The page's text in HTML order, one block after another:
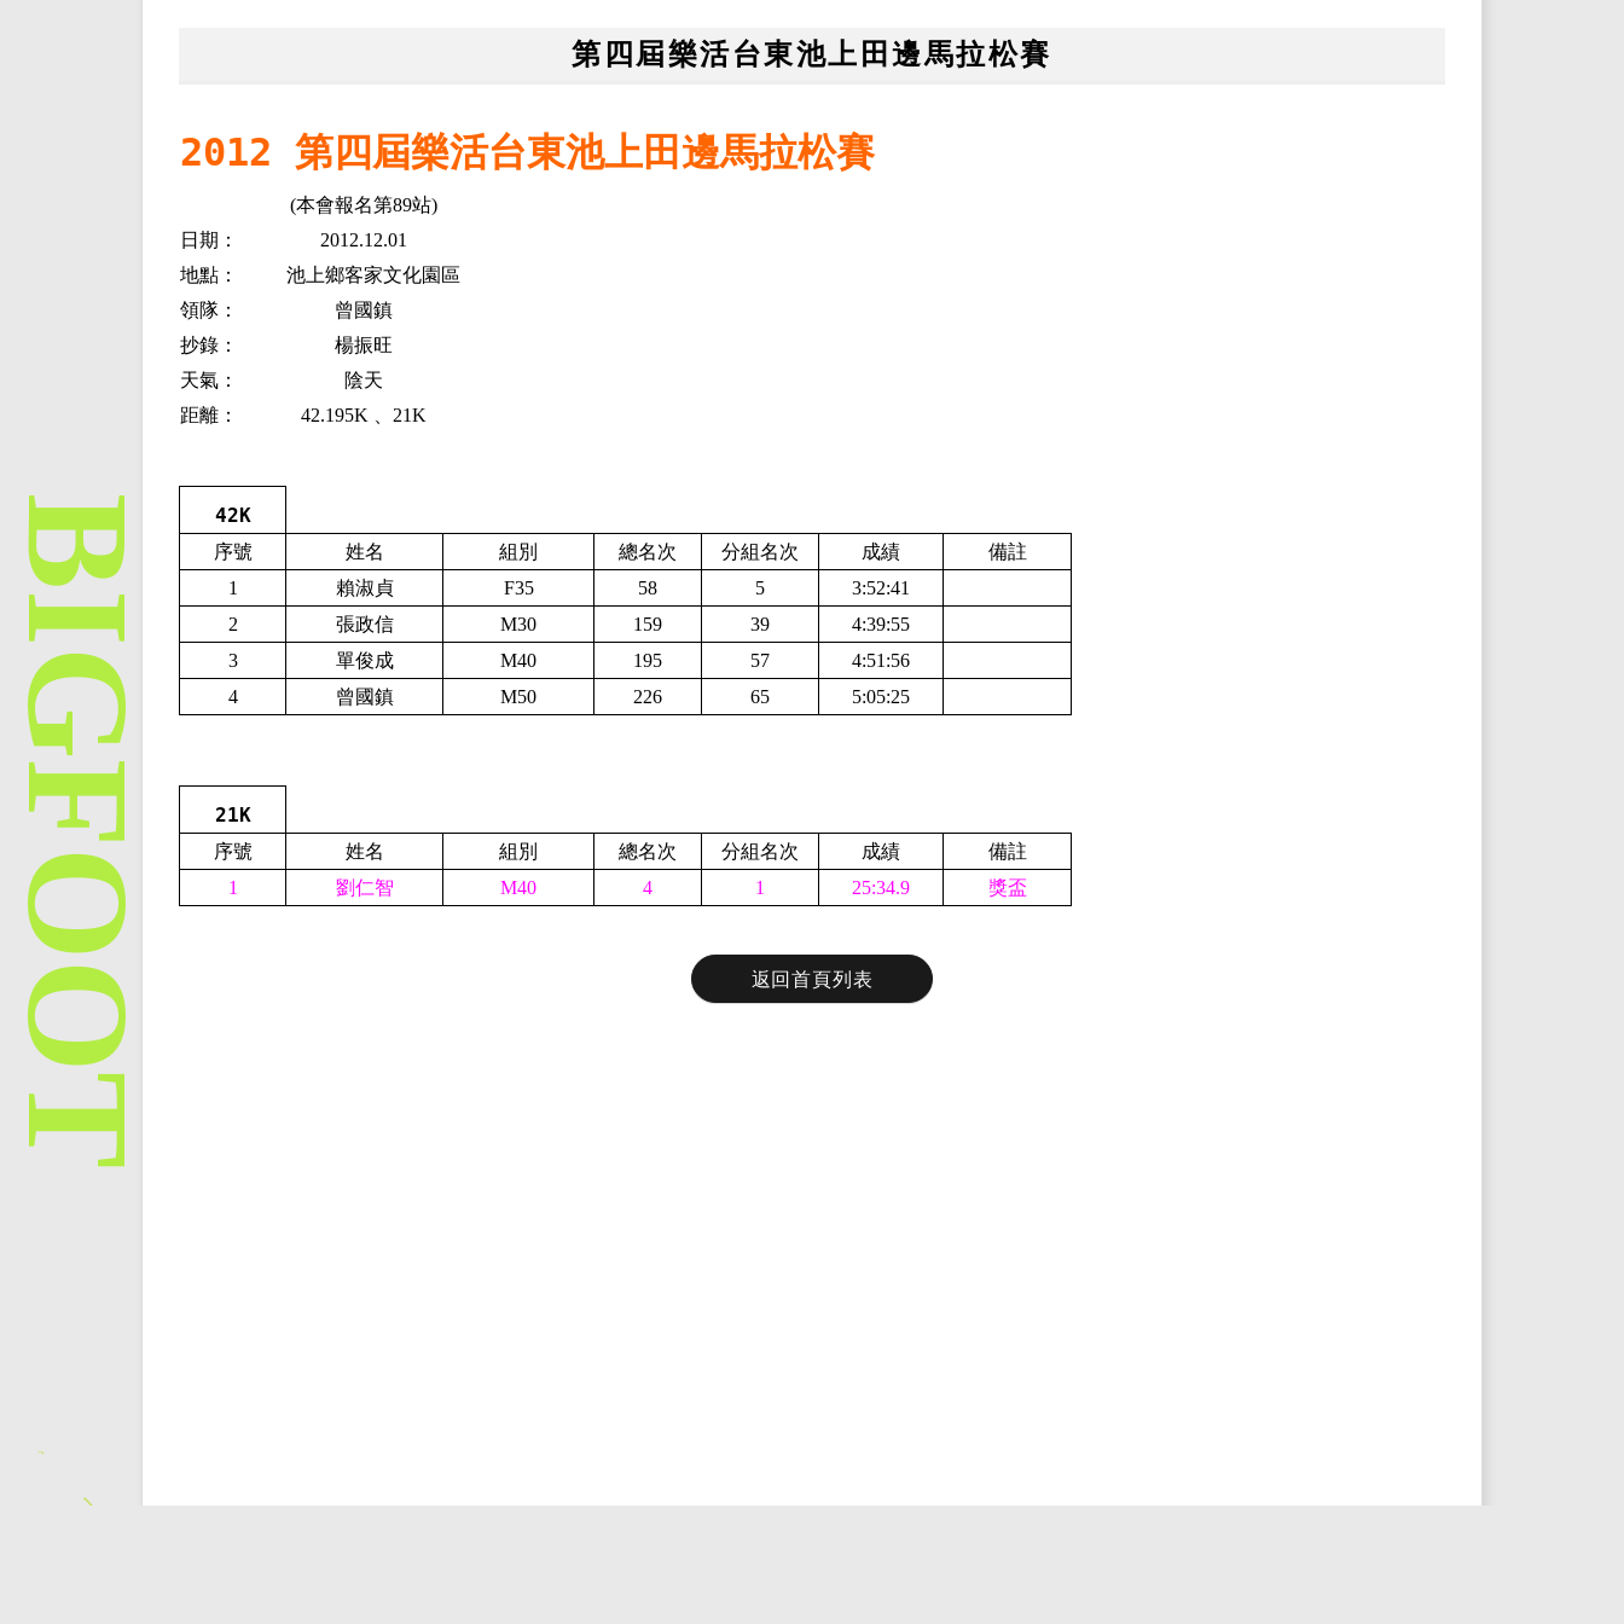
第四屆樂活台東池上田邊馬拉松賽
2012 第四屆樂活台東池上田邊馬拉松賽
(本會報名第89站)
日期：
2012.12.01
地點：
池上鄉客家文化園區
領隊：
曾國鎮
抄錄：
楊振旺
天氣：
陰天
距離：
42.195K 、21K
42K
序號 姓名 組別 總名次 分組名次 成績
備註
1
賴淑貞 F35 58 5
3:52:41
2
張政信 M30 159 39
4:39:55
3
單俊成 M40 195 57
4:51:56
4
曾國鎮 M50 226 65 5:05:25
21K
序號 姓名 組別 總名次 分組名次 成績
備註
1
劉仁智 M40 4 1 25:34.9 獎盃
返回首頁列表